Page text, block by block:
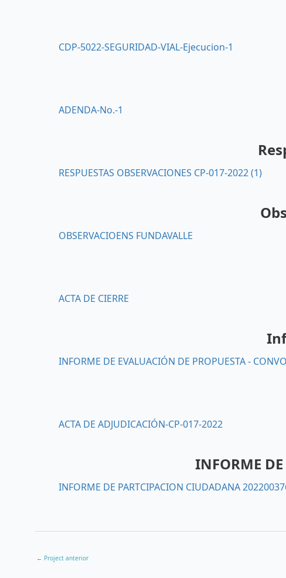
CDP-5022-SEGURIDAD-VIAL-Ejecucion-1
ADENDA-No.-1
RESPUESTAS OBSERVACIONES CP-017-2022 (1)
OBSERVACIOENS FUNDAVALLE
ACTA DE CIERRE
INFORME DE EVALUACIÓN DE PROPUESTA -
ACTA DE ADJUDICACIÓN-CP-017-2022
INFORME
INFORME DE PARTCIPACION CIUDADANA
← Project anterior